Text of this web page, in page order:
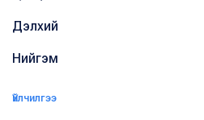
Дэлхий
Нийгэм
Үйлчилгээ